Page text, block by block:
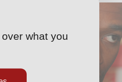
what you